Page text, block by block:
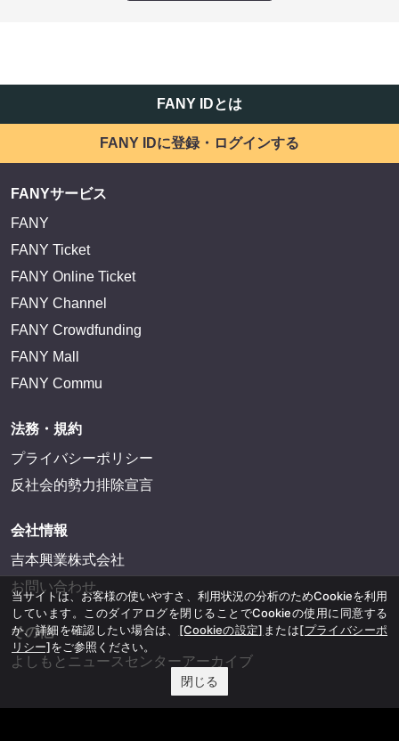
FANY IDとは
FANY IDに登録・ログインする
FANYサービス
FANY
FANY Ticket
FANY Online Ticket
FANY Channel
FANY Crowdfunding
FANY Mall
FANY Commu
法務・規約
プライバシーポリシー
反社会的勢力排除宣言
会社情報
吉本興業株式会社
お問い合わせ
その他
よしもとニュースセンターアーカイブ
当サイトは、お客様の使いやすさ、利用状況の分析のためCookieを利用
しています。このダイアログを閉じることでCookieの使用に同意する
か、詳細を確認したい場合は、 [Cookieの設定] または[プライバシーポ
リシー]をご参照ください。
閉じる